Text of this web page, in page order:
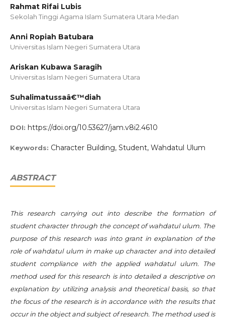
Rahmat Rifai Lubis
Sekolah Tinggi Agama Islam Sumatera Utara Medan
Anni Ropiah Batubara
Universitas Islam Negeri Sumatera Utara
Ariskan Kubawa Saragih
Universitas Islam Negeri Sumatera Utara
Suhalimatussaâ€™diah
Universitas Islam Negeri Sumatera Utara
DOI: https://doi.org/10.53627/jam.v8i2.4610
Keywords: Character Building, Student, Wahdatul Ulum
ABSTRACT
This research carrying out into describe the formation of
student character through the concept of wahdatul ulum. The
purpose of this research was into grant in explanation of the
role of wahdatul ulum in make up character and into detailed
student compliance with the applied wahdatul ulum. The
method used for this research is into detailed a descriptive on
explanation by utilizing analysis and theoretical basis, so that
the focus of the research is in accordance with the results that
occur in the object and subject of research. The method used is